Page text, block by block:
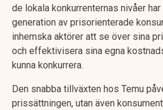
de lokala konkurrenternas nivåer
generation av prisorienterade
inhemska aktörer att se över sina
och effektivisera sina egna
kunna konkurrera.
Den snabba tillväxten hos Temu
prissättningen, utan även